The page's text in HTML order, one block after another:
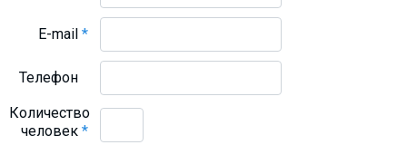
E-mail*
Телефон
Количество
человек*